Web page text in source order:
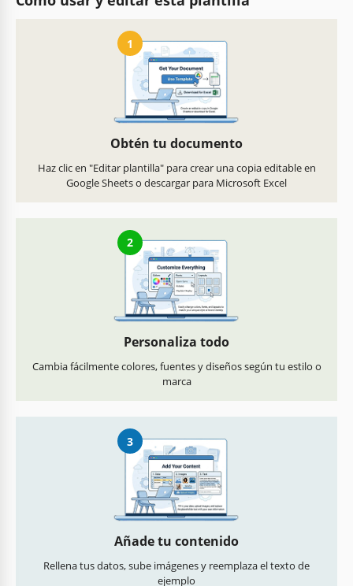
1
Obtén tu documento
Haz clic en "Editar plantilla" para crear una copia editable en
Google Sheets o descargar para Microsoft Excel
2
Personaliza todo
Cambia fácilmente colores, fuentes y diseños según tu estilo o
marca
3
Añade tu contenido
Rellena tus datos, sube imágenes y reemplaza el texto de
ejemplo